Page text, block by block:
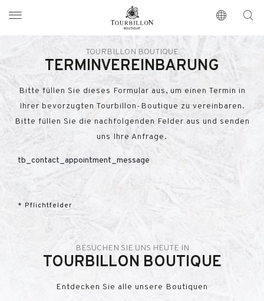
https://www.tourbillon.com/de
TOURBILLON BOUTIQUE
TERMINVEREINBARUNG
Bitte füllen Sie dieses Formular aus, um einen Termin in
Ihrer bevorzugten Tourbillon-Boutique zu vereinbaren.
Bitte füllen Sie die nachfolgenden Felder aus und senden
uns Ihre Anfrage.
tb_contact_appointment_message
* Pflichtfelder
BESUCHEN SIE UNS HEUTE IN
TOURBILLON BOUTIQUE
Entdecken Sie alle unsere Boutiquen